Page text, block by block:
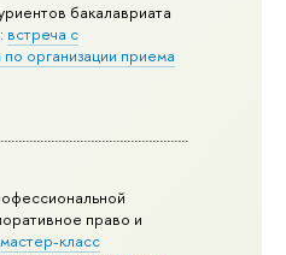
бакалавриата
встреча с
организации приема
право и
мастер-класс